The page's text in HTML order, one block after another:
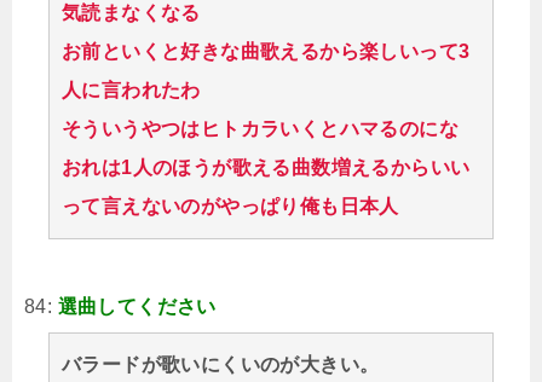
気読まなくなる
お前といくと好きな曲歌えるから楽しいって3
人に言われたわ
そういうやつはヒトカラいくとハマるのにな
おれは1人のほうが歌える曲数増えるからいい
って言えないのがやっぱり俺も日本人
84: 選曲してください
バラードが歌いにくいのが大きい。